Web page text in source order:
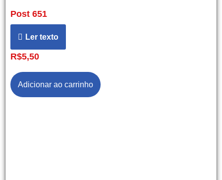
Post 651
Ler texto
R$5,50
Adicionar ao carrinho